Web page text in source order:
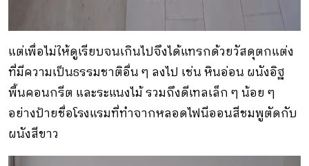
แต่เพื่อไม่ให้ดูเรียบจนเกินไปจึงได้แทรกด้วยวัสดุตกแต่ง
ที่มีความเป็นธรรมชาติอื่น ๆ ลงไป เช่น หินอ่อน ผนังอิฐ
พื้นคอนกรีต และระแนงไม้ รวมถึงดีเทลเล็ก ๆ น้อย ๆ
อย่างป้ายชื่อโรงแรมที่ทำจากหลอดไฟนีออนสีชมพูตัดกับ
ผนังสีขาว